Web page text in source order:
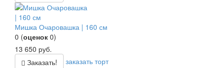
Мишка Очаровашка | 160 см
0 (оценок 0)
13 650 руб.
Заказать!
заказать торт